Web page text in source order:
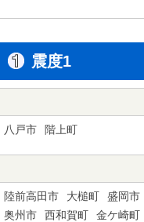
震度1
八戸市 階上町
陸前高田市 大槌町 盛岡市
奥州市
西和賀町 金ケ崎町